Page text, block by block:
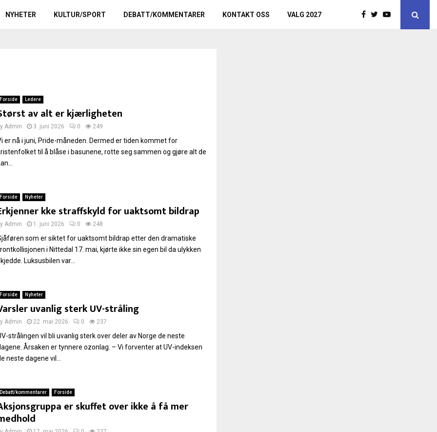
NYHETER KULTUR/SPORT DEBATT/KOMMENTARER KONTAKT OSS VALG 2027
Forside Ledere
av alt er kjærligheten
Admin 3. juni 2026 0 249
er nå i juni, Pride-måneden. Dermed er tiden kommet for
til å blåse i basunene, rotte seg sammen og gjøre alt de
Forside Nyheter
kke straffskyld for uaktsomt bildrap
Admin 1. juni 2026 0 248
som er siktet for uaktsomt bildrap etter den dramatiske
i Nittedal 17. mai, kjørte ikke sin egen bil da ulykken
Luksusbilen var...
Forside Nyheter
uvanlig sterk UV-stråling
Admin 22. mai 2026 0 237
strålingen vil bli uvanlig sterk over deler av Norge de neste
Årsaken er tynnere ozonlag. – Vi forventer at UV-indeksen
neste dagene vil...
Debatt/kommentarer Forside
er skuffet over ikke å få mer